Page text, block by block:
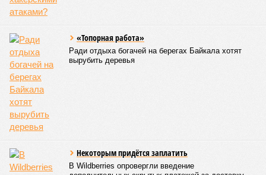
Владимир Путин поставил задачу, чтобы к 2030 году
эта цифра выросла до 78 лет, а к 2036 году – до 81
года. Как это будет выполняться, неизвестно.
Эта железная печень
В своём новейшем исследовании, опубликованном в NPJ
Aging, группа учёных из Сколковского института науки и
технологий во главе с доктором биологических наук
Екатериной Храмеевой
жизни человека. Вернее, каким бы этот срок мог быть, если
числе и соматические мутации.
Итак, пишет в своей разошедшейся на многомиллионную